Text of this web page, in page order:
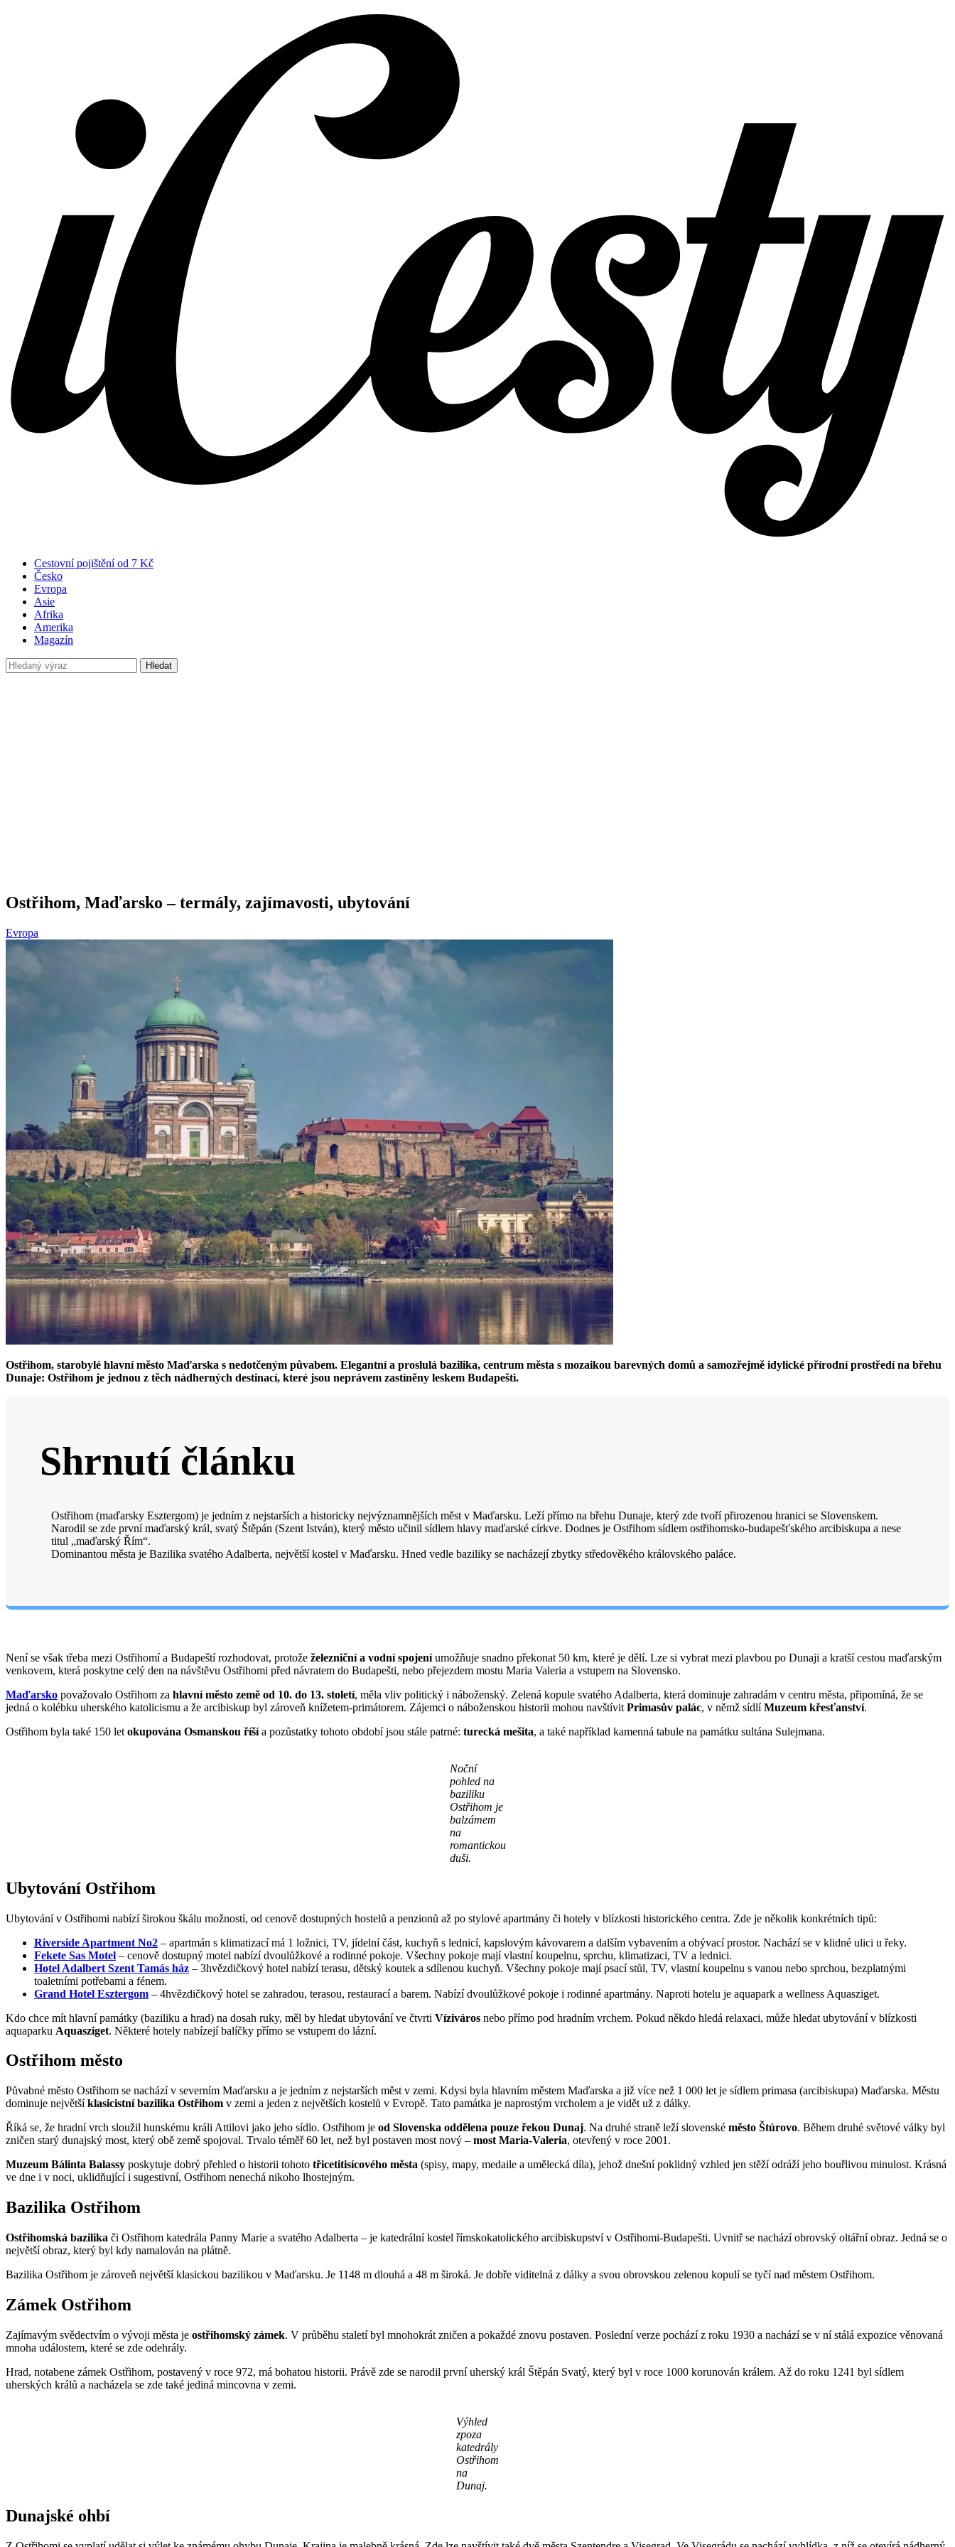
Cestovní pojištění od 7 Kč
Česko
Evropa
Asie
Afrika
Amerika
Magazín
Hledat
Ostřihom, Maďarsko – termály, zajímavosti, ubytování
Evropa
Ostřihom, starobylé hlavní město Maďarska s nedotčeným půvabem. Elegantní a proslulá bazilika, centrum města s mozaikou barevných domů a samozřejmě idylické přírodní prostředí na břehu
Dunaje: Ostřihom je jednou z těch nádherných destinací, které jsou neprávem zastíněny leskem Budapešti.
Shrnutí článku
Ostřihom (maďarsky Esztergom) je jedním z nejstarších a historicky nejvýznamnějších měst v Maďarsku. Leží přímo na břehu Dunaje, který zde tvoří přirozenou hranici se Slovenskem.
Narodil se zde první maďarský král, svatý Štěpán (Szent István), který město učinil sídlem hlavy maďarské církve. Dodnes je Ostřihom sídlem ostřihomsko-budapešťského arcibiskupa a nese
titul „maďarský Řím“.
Dominantou města je Bazilika svatého Adalberta, největší kostel v Maďarsku. Hned vedle baziliky se nacházejí zbytky středověkého královského paláce.
Není se však třeba mezi Ostřihomí a Budapeští rozhodovat, protože železniční a vodní spojeníumožňuje snadno překonat 50 km, které je dělí. Lze si vybrat mezi plavbou po Dunaji a kratší cestou maďarským
venkovem, která poskytne celý den na návštěvu Ostřihomi před návratem do Budapešti, nebo přejezdem mostu Maria Valeria a vstupem na Slovensko.
Maďarsko považovalo Ostřihom za hlavní město země od 10. do 13. století, měla vliv politický i náboženský. Zelená kopule svatého Adalberta, která dominuje zahradám v centru města, připomíná, že se
jedná o kolébku uherského katolicismu a že arcibiskup byl zároveň knížetem-primátorem. Zájemci o náboženskou historii mohou navštívit Primasův palác, v němž sídlíMuzeum křesťanství.
Ostřihom byla také 150 let okupována Osmanskou říšía pozůstatky tohoto období jsou stále patrné: turecká mešita, a také například kamenná tabule na památku sultána Sulejmana.
Noční
pohled na
baziliku
Ostřihom je
balzámem
na
romantickou
duši.
Ubytování Ostřihom
Ubytování v Ostřihomi nabízí širokou škálu možností, od cenově dostupných hostelů a penzionů až po stylové apartmány či hotely v blízkosti historického centra. Zde je několik konkrétních tipů:
Riverside Apartment No2 – apartmán s klimatizací má 1 ložnici, TV, jídelní část, kuchyň s lednicí, kapslovým kávovarem a dalším vybavením a obývací prostor. Nachází se v klidné ulici u řeky.
Fekete Sas Motel – cenově dostupný motel nabízí dvoulůžkové a rodinné pokoje. Všechny pokoje mají vlastní koupelnu, sprchu, klimatizaci, TV a lednici.
Hotel Adalbert Szent Tamás ház – 3hvězdičkový hotel nabízí terasu, dětský koutek a sdílenou kuchyň. Všechny pokoje mají psací stůl, TV, vlastní koupelnu s vanou nebo sprchou, bezplatnými
toaletními potřebami a fénem.
Grand Hotel Esztergom – 4hvězdičkový hotel se zahradou, terasou, restaurací a barem. Nabízí dvoulůžkové pokoje i rodinné apartmány. Naproti hotelu je aquapark a wellness Aquasziget.
Kdo chce mít hlavní památky (baziliku a hrad) na dosah ruky, měl by hledat ubytování ve čtvrti Víziváros nebo přímo pod hradním vrchem. Pokud někdo hledá relaxaci, může hledat ubytování v blízkosti
aquaparku Aquasziget. Některé hotely nabízejí balíčky přímo se vstupem do lázní.
Ostřihom město
Půvabné město Ostřihom se nachází v severním Maďarsku a je jedním z nejstarších měst v zemi. Kdysi byla hlavním městem Maďarska a již více než 1 000 let je sídlem primasa (arcibiskupa) Maďarska. Městu
dominuje největšíklasicistní bazilika Ostřihom v zemi a jeden z největších kostelů v Evropě. Tato památka je naprostým vrcholem a je vidět už z dálky.
Říká se, že hradní vrch sloužil hunskému králi Attilovi jako jeho sídlo. Ostřihom je od Slovenska oddělena pouze řekou Dunaj. Na druhé straně leží slovenské město Štúrovo. Během druhé světové války byl
zničen starý dunajský most, který obě země spojoval. Trvalo téměř 60 let, než byl postaven most nový – most Maria-Valeria, otevřený v roce 2001.
Muzeum Bálinta Balassy poskytuje dobrý přehled o historii tohoto třicetitisícového města (spisy, mapy, medaile a umělecká díla), jehož dnešní poklidný vzhled jen stěží odráží jeho bouřlivou minulost. Krásná
ve dne i v noci, uklidňující i sugestivní, Ostřihom nenechá nikoho lhostejným.
Bazilika Ostřihom
Ostřihomská bazilika či Ostřihom katedrála Panny Marie a svatého Adalberta – je katedrální kostel římskokatolického arcibiskupství v Ostřihomi-Budapešti. Uvnitř se nachází obrovský oltářní obraz. Jedná se o
největší obraz, který byl kdy namalován na plátně.
Bazilika Ostřihom je zároveň největší klasickou bazilikou v Maďarsku. Je 1148 m dlouhá a 48 m široká. Je dobře viditelná z dálky a svou obrovskou zelenou kopulí se tyčí nad městem Ostřihom.
Zámek Ostřihom
Zajímavým svědectvím o vývoji města je ostřihomský zámek. V průběhu staletí byl mnohokrát zničen a pokaždé znovu postaven. Poslední verze pochází z roku 1930 a nachází se v ní stálá expozice věnovaná
mnoha událostem, které se zde odehrály.
Hrad, notabene zámek Ostřihom, postavený v roce 972, má bohatou historii. Právě zde se narodil první uherský král Štěpán Svatý, který byl v roce 1000 korunován králem. Až do roku 1241 byl sídlem
uherských králů a nacházela se zde také jediná mincovna v zemi.
Výhled
zpoza
katedrály
Ostřihom
na
Dunaj.
Dunajské ohbí